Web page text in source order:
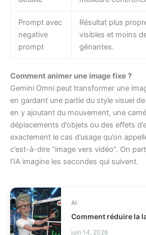
Prompt avec
negative
prompt
Résultat plus
visibles et moins
gênantes.
Comment animer une image fixe ?
Gemini Omni peut transformer une
en gardant une partie du style visuel de
en y ajoutant du mouvement, une
déplacements d’objets ou des effets
exactement le cas d’usage qu’on
c’est-à-dire “image vers vidéo”. On
l’IA imagine les secondes qui suivent.
AI
juin 14, 2026